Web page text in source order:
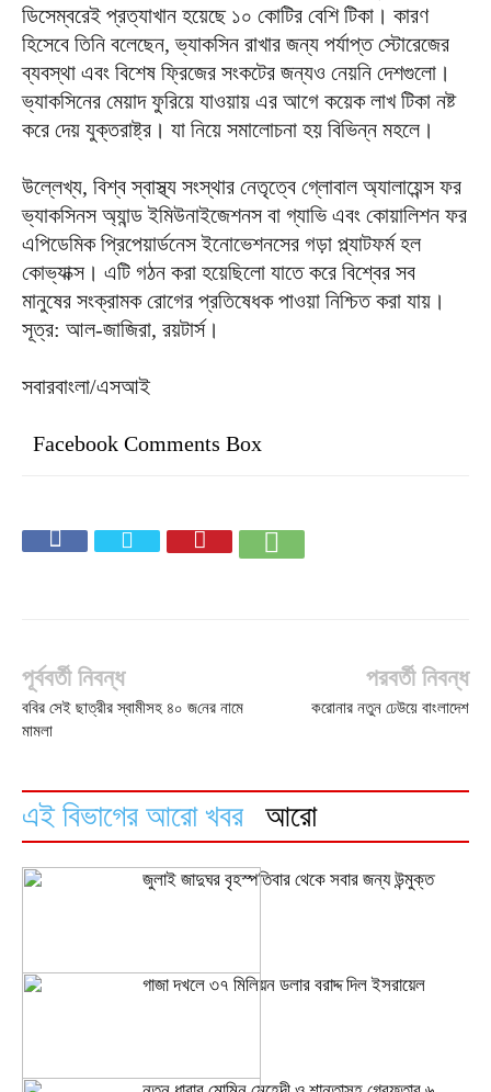
ডিসেম্বরেই প্রত্যাখান হয়েছে ১০ কোটির বেশি টিকা। কারণ
হিসেবে তিনি বলেছেন, ভ্যাকসিন রাখার জন্য পর্যাপ্ত স্টোরেজের
ব্যবস্থা এবং বিশেষ ফ্রিজের সংকটের জন্যও নেয়নি দেশগুলো।
ভ্যাকসিনের মেয়াদ ফুরিয়ে যাওয়ায় এর আগে কয়েক লাখ টিকা নষ্ট
করে দেয় যুক্তরাষ্ট্র। যা নিয়ে সমালোচনা হয় বিভিন্ন মহলে।
উল্লেখ্য, বিশ্ব স্বাস্থ্য সংস্থার নেতৃত্বে গ্লোবাল অ্যালায়েন্স ফর
ভ্যাকসিনস অ্যান্ড ইমিউনাইজেশনস বা গ্যাভি এবং কোয়ালিশন ফর
এপিডেমিক প্রিপেয়ার্ডনেস ইনোভেশনসের গড়া প্ল্যাটফর্ম হল
কোভ্যাক্স। এটি গঠন করা হয়েছিলো যাতে করে বিশ্বের সব
মানুষের সংক্রামক রোগের প্রতিষেধক পাওয়া নিশ্চিত করা যায়।
সূত্র: আল-জাজিরা, রয়টার্স।
সবারবাংলা/এসআই
Facebook Comments Box
পূর্ববর্তী নিবন্ধ
ব‌বির সেই ছাত্রীর স্বামীসহ ৪০ জ‌নের নামে
মামলা
পরবর্তী নিবন্ধ
করোনার নতুন ঢেউয়ে বাংলাদেশ
এই বিভাগের আরো খবর আরো
জুলাই জাদুঘর বৃহস্পতিবার থেকে সবার জন্য উন্মুক্ত
গাজা দখলে ৩৭ মিলিয়ন ডলার বরাদ্দ দিল ইসরায়েল